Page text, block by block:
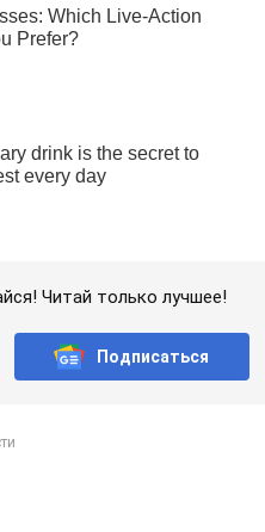
Читай только лучшее!
Подписаться